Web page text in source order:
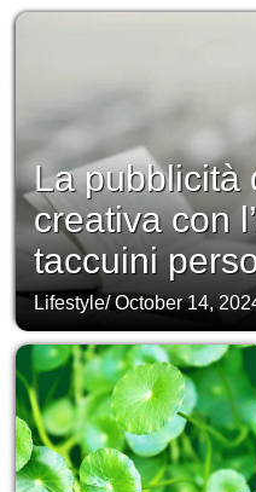
La pubblicità
creativa con
taccuini
Lifestyle/October 14,